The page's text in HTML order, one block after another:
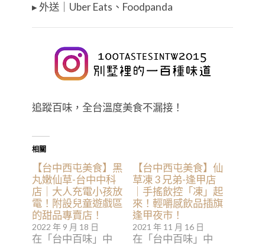
▸ 外送｜Uber Eats、Foodpanda
追蹤百味，全台溫度美食不漏接！
相關
【台中西屯美食】黑
丸嫩仙草-台中中科
店｜大人充電小孩放
電！附設兒童遊戲區
的甜品專賣店！
2022 年 9 月 18 日
在「台中百味」中
【台中西屯美食】仙
草凍 3 兄弟-逢甲店
｜手搖飲控「凍」起
來！輕嚼感飲品插旗
逢甲夜市！
2021 年 11 月 16 日
在「台中百味」中